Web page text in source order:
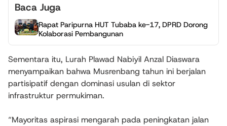
Baca Juga
Rapat Paripurna HUT Tubaba ke-17, DPRD Dorong
Kolaborasi Pembangunan
Sementara itu, Lurah Plawad Nabiyil Anzal Diaswara
menyampaikan bahwa Musrenbang tahun ini berjalan
partisipatif dengan dominasi usulan di sektor
infrastruktur permukiman.
“Mayoritas aspirasi mengarah pada peningkatan jalan